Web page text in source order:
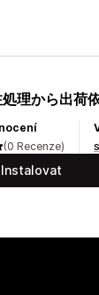
理から出荷
(0 Recenze)
Instalovat